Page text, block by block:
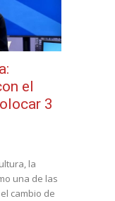
el
3
la
una de las
cambio de